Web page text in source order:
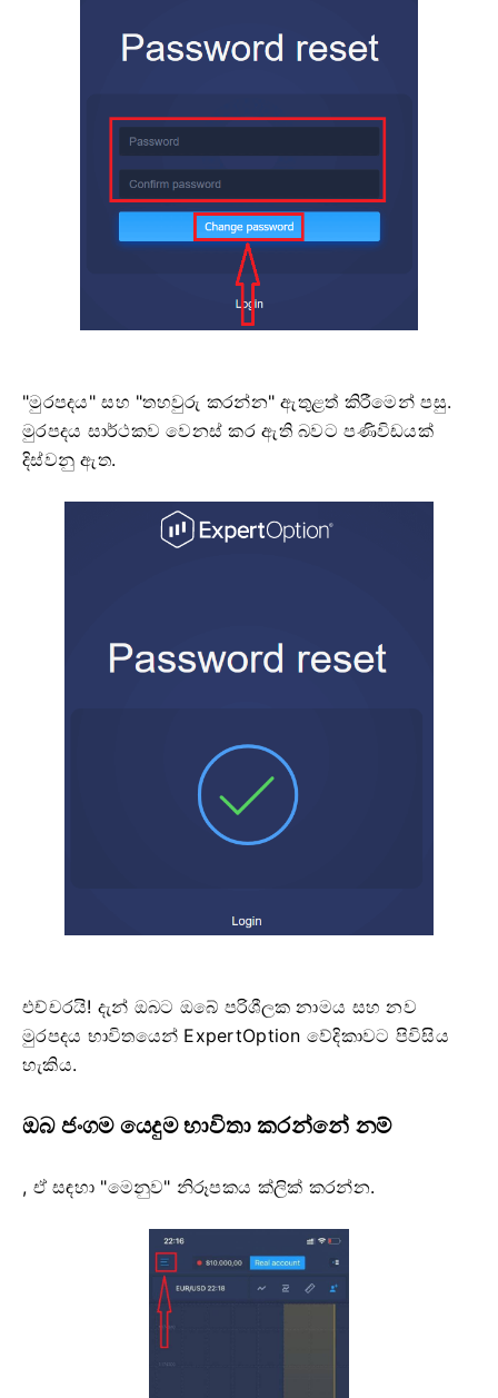
"මුරපදය" සහ "තහවුරු කරන්න" ඇතුළත් කිරීමෙන් පසු.
මුරපදය සාර්ථකව වෙනස් කර ඇති බවට පණිවිඩයක්
දිස්වනු ඇත.
එච්චරයි! දැන් ඔබට ඔබේ පරිශීලක නාමය සහ නව
මුරපදය භාවිතයෙන් ExpertOption වේදිකාවට පිවිසිය
හැකිය.
ඔබ ජංගම යෙදුම භාවිතා කරන්නේ නම්
, ඒ සඳහා "මෙනුව" නිරූපකය ක්ලික් කරන්න.